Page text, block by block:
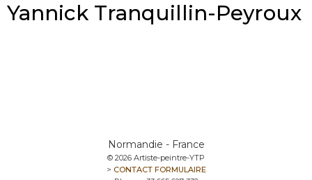
Yannick Tranquillin-Peyroux
Normandie - France
© 2026 Artiste-peintre-YTP
> CONTACT FORMULAIRE